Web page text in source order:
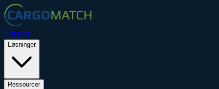
Forside
Løsninger
Ressourcer